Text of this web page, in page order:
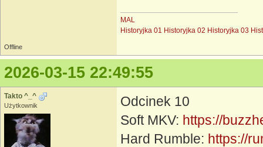
MAL
Historyjka 01 Historyjka 02 Historyjka 03
Offline
2026-03-15 22:49:55
Takto ^_^
Użytkownik
Odcinek 10
Soft MKV: https://
Hard Rumble: https://